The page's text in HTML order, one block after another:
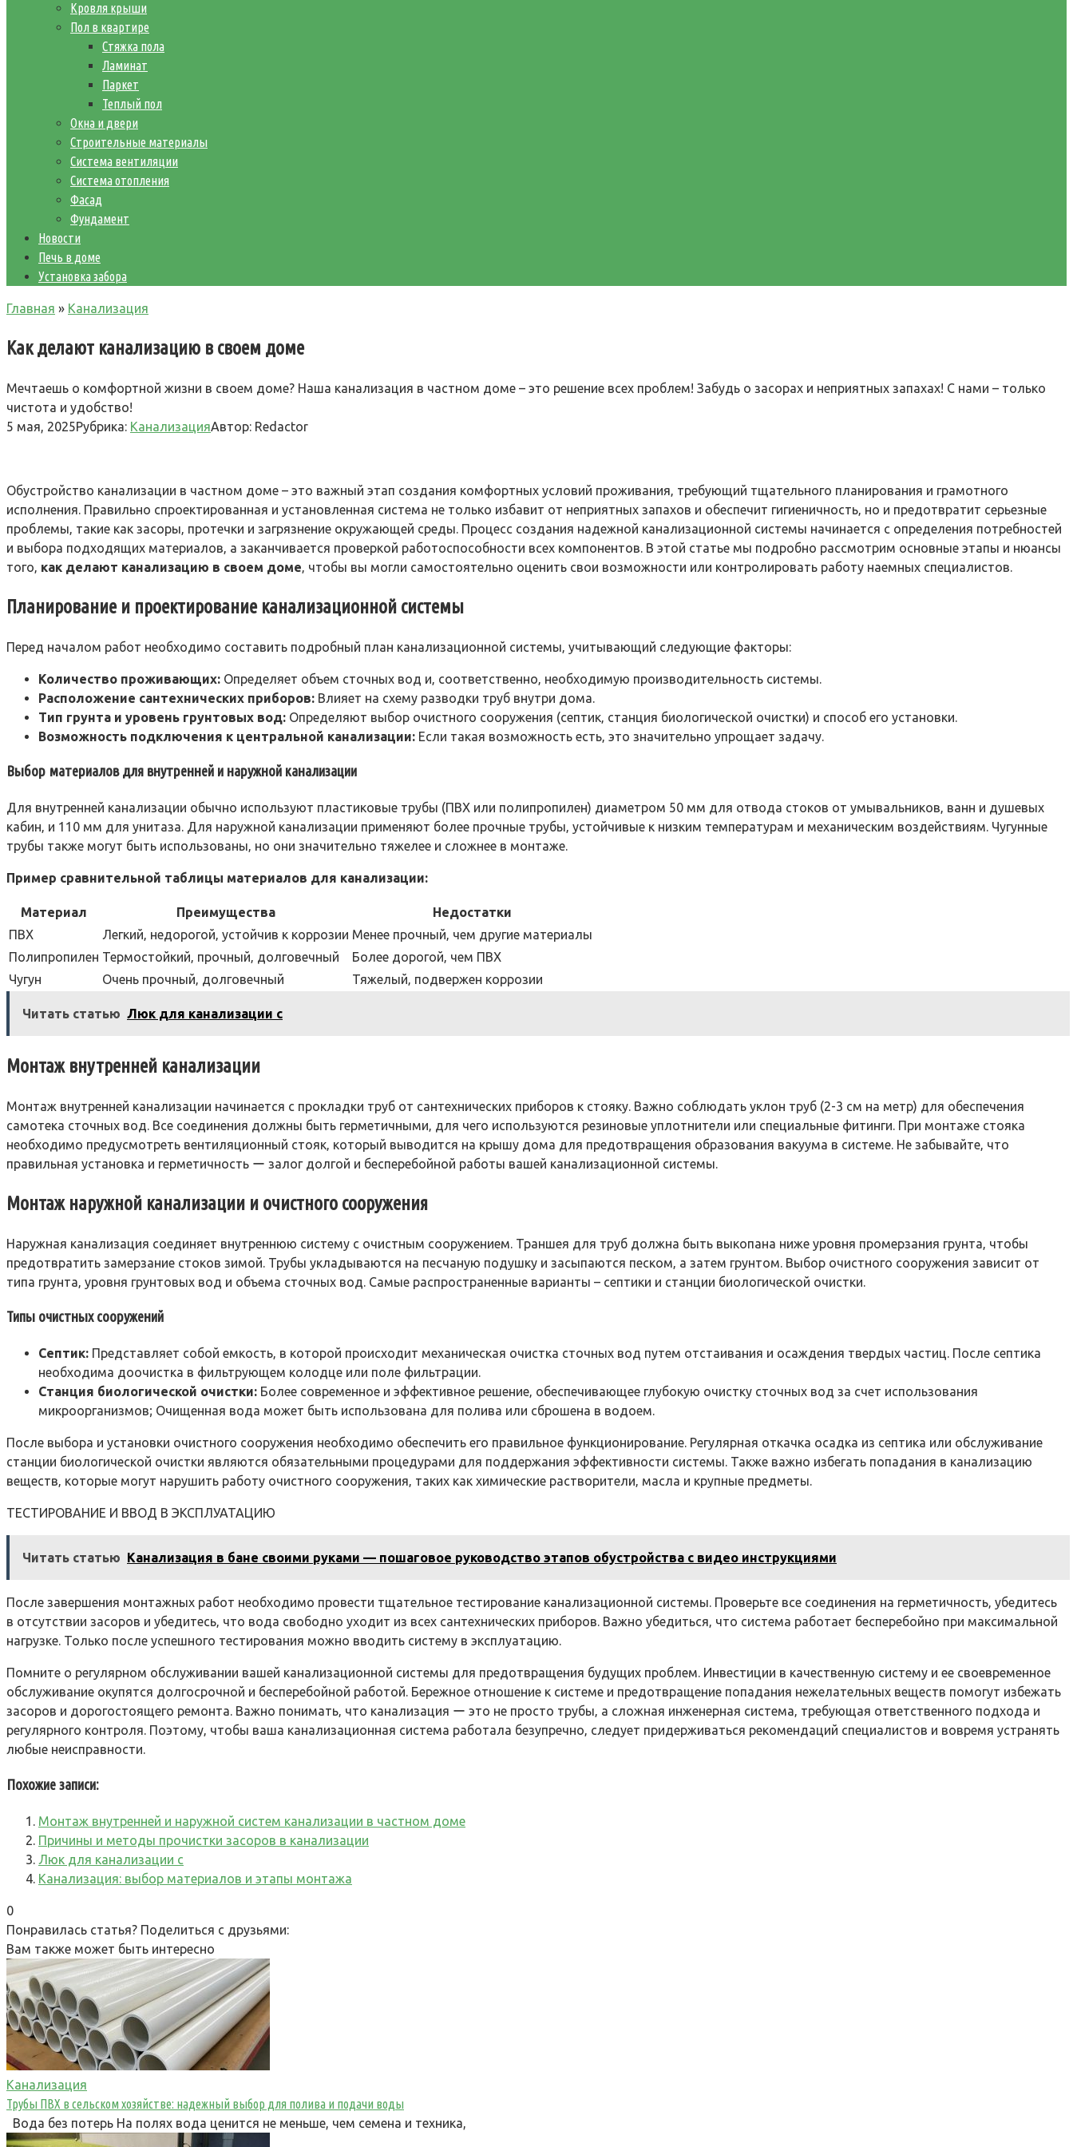
Кровля крыши
Пол в квартире
Стяжка пола
Ламинат
Паркет
Теплый пол
Окна и двери
Строительные материалы
Система вентиляции
Система отопления
Фасад
Фундамент
Новости
Печь в доме
Установка забора
Главная » Канализация
Как делают канализацию в своем доме
Мечтаешь о комфортной жизни в своем доме? Наша канализация в частном доме – это решение всех проблем! Забудь о засорах и неприятных запахах! С нами – только
чистота и удобство!
5 мая, 2025Рубрика: КанализацияАвтор: Redactor
Обустройство канализации в частном доме – это важный этап создания комфортных условий проживания‚ требующий тщательного планирования и грамотного
исполнения. Правильно спроектированная и установленная система не только избавит от неприятных запахов и обеспечит гигиеничность‚ но и предотвратит серьезные
проблемы‚ такие как засоры‚ протечки и загрязнение окружающей среды. Процесс создания надежной канализационной системы начинается с определения потребностей
и выбора подходящих материалов‚ а заканчивается проверкой работоспособности всех компонентов. В этой статье мы подробно рассмотрим основные этапы и нюансы
того‚ как делают канализацию в своем доме‚ чтобы вы могли самостоятельно оценить свои возможности или контролировать работу наемных специалистов.
Планирование и проектирование канализационной системы
Перед началом работ необходимо составить подробный план канализационной системы‚ учитывающий следующие факторы:
Количество проживающих: Определяет объем сточных вод и‚ соответственно‚ необходимую производительность системы.
Расположение сантехнических приборов: Влияет на схему разводки труб внутри дома.
Тип грунта и уровень грунтовых вод: Определяют выбор очистного сооружения (септик‚ станция биологической очистки) и способ его установки.
Возможность подключения к центральной канализации: Если такая возможность есть‚ это значительно упрощает задачу.
Выбор материалов для внутренней и наружной канализации
Для внутренней канализации обычно используют пластиковые трубы (ПВХ или полипропилен) диаметром 50 мм для отвода стоков от умывальников‚ ванн и душевых
кабин‚ и 110 мм для унитаза. Для наружной канализации применяют более прочные трубы‚ устойчивые к низким температурам и механическим воздействиям. Чугунные
трубы также могут быть использованы‚ но они значительно тяжелее и сложнее в монтаже.
Пример сравнительной таблицы материалов для канализации:
Материал Преимущества
Недостатки
ПВХ
Легкий‚ недорогой‚ устойчив к коррозии Менее прочный‚ чем другие материалы
Полипропилен Термостойкий‚ прочный‚ долговечный
Более дорогой‚ чем ПВХ
Чугун
Очень прочный‚ долговечный Тяжелый‚ подвержен коррозии
Читать статью Люк для канализации с
Монтаж внутренней канализации
Монтаж внутренней канализации начинается с прокладки труб от сантехнических приборов к стояку. Важно соблюдать уклон труб (2-3 см на метр) для обеспечения
самотека сточных вод. Все соединения должны быть герметичными‚ для чего используются резиновые уплотнители или специальные фитинги. При монтаже стояка
необходимо предусмотреть вентиляционный стояк‚ который выводится на крышу дома для предотвращения образования вакуума в системе. Не забывайте‚ что
правильная установка и герметичность ー залог долгой и бесперебойной работы вашей канализационной системы.
Монтаж наружной канализации и очистного сооружения
Наружная канализация соединяет внутреннюю систему с очистным сооружением. Траншея для труб должна быть выкопана ниже уровня промерзания грунта‚ чтобы
предотвратить замерзание стоков зимой. Трубы укладываются на песчаную подушку и засыпаются песком‚ а затем грунтом. Выбор очистного сооружения зависит от
типа грунта‚ уровня грунтовых вод и объема сточных вод. Самые распространенные варианты – септики и станции биологической очистки.
Типы очистных сооружений
Септик: Представляет собой емкость‚ в которой происходит механическая очистка сточных вод путем отстаивания и осаждения твердых частиц. После септика
необходима доочистка в фильтрующем колодце или поле фильтрации.
Станция биологической очистки: Более современное и эффективное решение‚ обеспечивающее глубокую очистку сточных вод за счет использования
микроорганизмов; Очищенная вода может быть использована для полива или сброшена в водоем.
После выбора и установки очистного сооружения необходимо обеспечить его правильное функционирование. Регулярная откачка осадка из септика или обслуживание
станции биологической очистки являются обязательными процедурами для поддержания эффективности системы. Также важно избегать попадания в канализацию
веществ‚ которые могут нарушить работу очистного сооружения‚ таких как химические растворители‚ масла и крупные предметы.
ТЕСТИРОВАНИЕ И ВВОД В ЭКСПЛУАТАЦИЮ
Читать статью Канализация в бане своими руками — пошаговое руководство этапов обустройства с видео инструкциями
После завершения монтажных работ необходимо провести тщательное тестирование канализационной системы. Проверьте все соединения на герметичность‚ убедитесь
в отсутствии засоров и убедитесь‚ что вода свободно уходит из всех сантехнических приборов. Важно убедиться‚ что система работает бесперебойно при максимальной
нагрузке. Только после успешного тестирования можно вводить систему в эксплуатацию.
Помните о регулярном обслуживании вашей канализационной системы для предотвращения будущих проблем. Инвестиции в качественную систему и ее своевременное
обслуживание окупятся долгосрочной и бесперебойной работой. Бережное отношение к системе и предотвращение попадания нежелательных веществ помогут избежать
засоров и дорогостоящего ремонта. Важно понимать‚ что канализация ー это не просто трубы‚ а сложная инженерная система‚ требующая ответственного подхода и
регулярного контроля. Поэтому‚ чтобы ваша канализационная система работала безупречно‚ следует придерживаться рекомендаций специалистов и вовремя устранять
любые неисправности.
Похожие записи:
Монтаж внутренней и наружной систем канализации в частном доме
Причины и методы прочистки засоров в канализации
Люк для канализации с
Канализация: выбор материалов и этапы монтажа
0
Понравилась статья? Поделиться с друзьями:
Вам также может быть интересно
Канализация
Трубы ПВХ в сельском хозяйстве: надежный выбор для полива и подачи воды
Вода без потерь На полях вода ценится не меньше, чем семена и техника,